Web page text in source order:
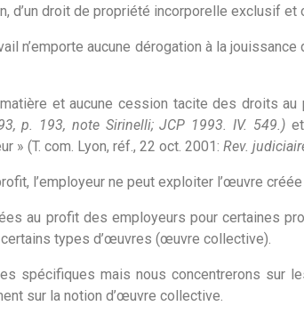
d’un droit de propriété incorporelle exclusif et
n’emporte aucune dérogation à la
et aucune cession tacite des droits au
p. 193, note Sirinelli; JCP 1993. IV. 549.)et
» (T. com. Lyon, réf., 22 oct. 2001: Rev.
l’employeur ne peut exploiter l’œuvre
au profit des employeurs pour certaines
types d’œuvres (œuvre collective).
spécifiques mais nous concentrerons sur
sur la notion d’œuvre collective.